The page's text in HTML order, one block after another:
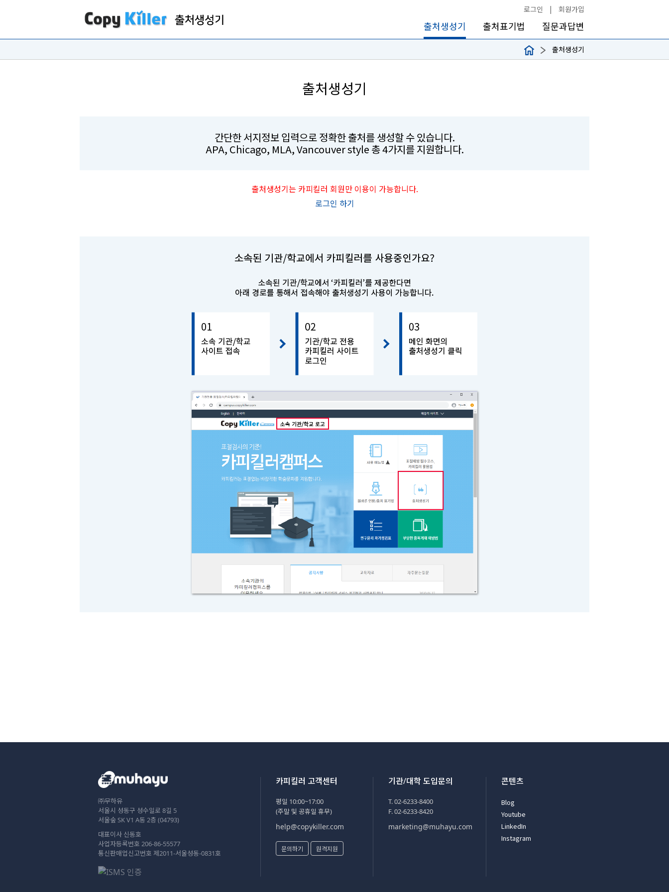
로그인 | 회원가입
출처생성기 출처표기법 질문과답변
출처생성기
출처생성기
간단한 서지정보 입력으로 정확한 출처를 생성할 수 있습니다.
APA, Chicago, MLA, Vancouver style 총 4가지를 지원합니다.
출처생성기는 카피킬러 회원만 이용이 가능합니다.
로그인 하기
㈜무하유
서울시 성동구 성수일로 8길 5
서울숲 SK V1 A동 2층 (04793)
대표이사 신동호
사업자등록번호 206-86-55577
통신판매업신고번호 제2011-서울성동-0831호
카피킬러 고객센터
평일 10:00~17:00
(주말 및 공휴일 휴무)
help@copykiller.com
문의하기 원격지원
기관/대학 도입문의
T. 02-6233-8400
F. 02-6233-8420
marketing@muhayu.com
콘텐츠
Blog
Youtube
LinkedIn
Instagram